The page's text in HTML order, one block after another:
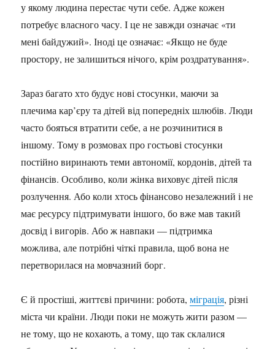
у якому людина перестає чути себе. Адже кожен
потребує власного часу. І це не завжди означає «ти
мені байдужий». Іноді це означає: «Якщо не буде
простору, не залишиться нічого, крім роздратування».
Зараз багато хто будує нові стосунки, маючи за
плечима кар’єру та дітей від попередніх шлюбів. Люди
часто бояться втратити себе, а не розчинитися в
іншому. Тому в розмовах про гостьові стосунки
постійно виринають теми автономії, кордонів, дітей та
фінансів. Особливо, коли жінка виховує дітей після
розлучення. Або коли хтось фінансово незалежний і не
має ресурсу підтримувати іншого, бо вже мав такий
досвід і вигорів. Або ж навпаки — підтримка
можлива, але потрібні чіткі правила, щоб вона не
перетворилася на мовчазний борг.
Є й простіші, життєві причини: робота,міграція, різні
міста чи країни. Люди поки не можуть жити разом —
не тому, що не кохають, а тому, що так склалися